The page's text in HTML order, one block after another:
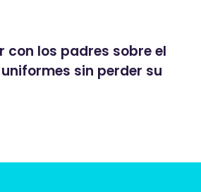
con los padres sobre el
sin perder su